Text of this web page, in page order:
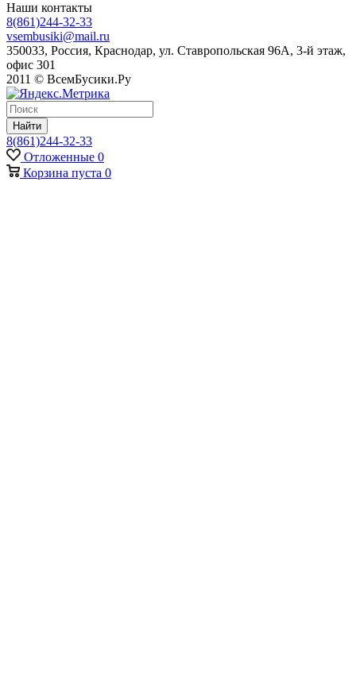
Наши контакты
8(861)244-32-33
vsembusiki@mail.ru
350033, Россия, Краснодар, ул. Ставропольская 96А, 3-й этаж,
офис 301
2011 © ВсемБусики.Ру
Найти
8(861)244-32-33
Отложенные 0
Корзина пуста 0